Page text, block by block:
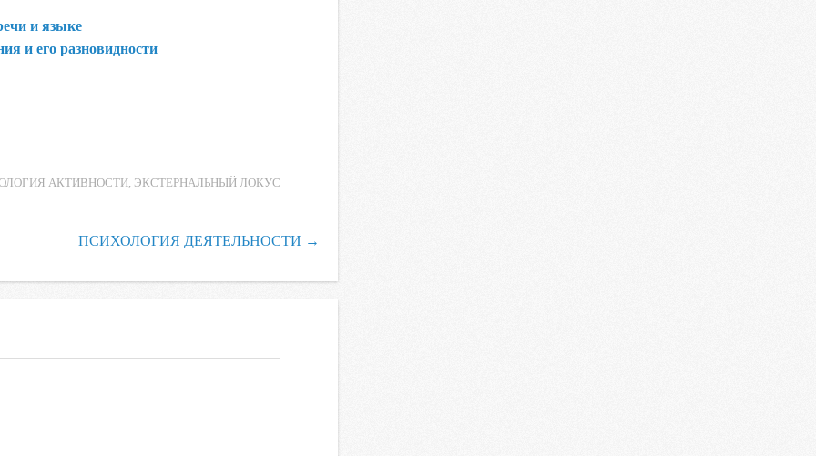
и языке
и его разновидности
АКТИВНОСТИ ЭКСТЕРНАЛЬНЫЙ ЛОКУС
ПСИХОЛОГИЯ ДЕЯТЕЛЬНОСТИ →